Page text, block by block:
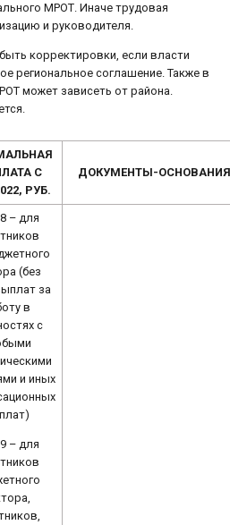
МРОТ. Иначе трудовая
и руководителя.
корректировки, если власти
региональное соглашение. Также в
может зависеть от района.
С
РУБ.
ДОКУМЕНТЫ-ОСНОВАНИЯ
– для
(без
за
в
с
и иных
– для